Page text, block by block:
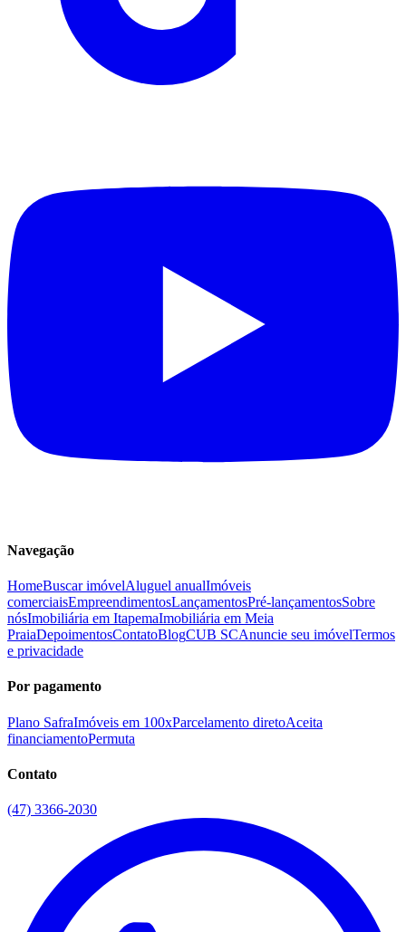
Navegação
HomeBuscar imóvelAluguel anualImóveis
comerciaisEmpreendimentosLançamentosPré-lançamentosSobre
nósImobiliária em ItapemaImobiliária em Meia
PraiaDepoimentosContatoBlogCUB SCAnuncie seu imóvelTermos
e privacidade
Por pagamento
Plano SafraImóveis em 100xParcelamento diretoAceita
financiamentoPermuta
Contato
(47) 3366-2030